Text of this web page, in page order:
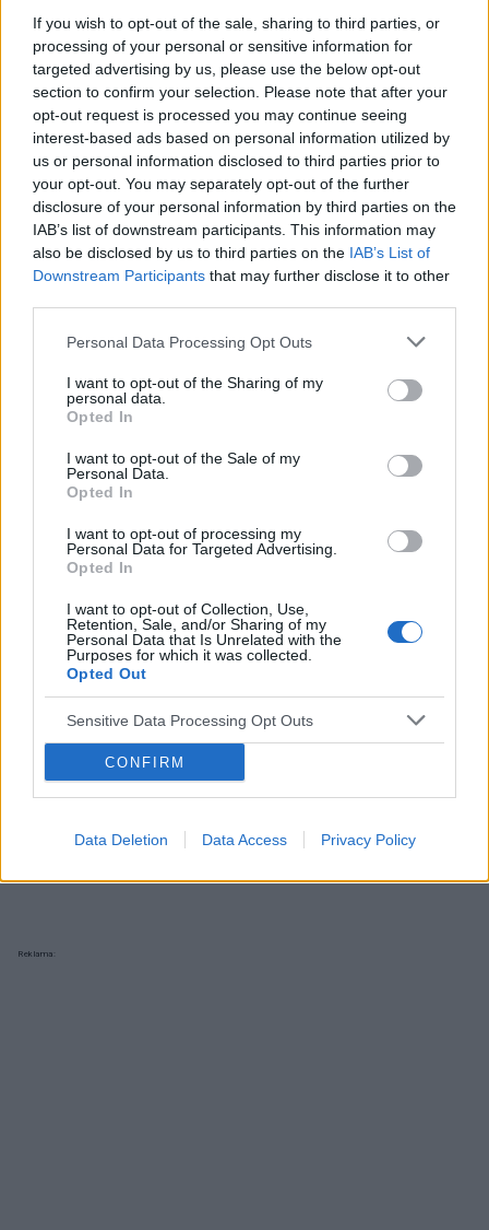
If you wish to opt-out of the sale, sharing to third parties, or
processing of your personal or sensitive information for
targeted advertising by us, please use the below opt-out
section to confirm your selection. Please note that after your
opt-out request is processed you may continue seeing
interest-based ads based on personal information utilized by
us or personal information disclosed to third parties prior to
your opt-out. You may separately opt-out of the further
disclosure of your personal information by third parties on the
IAB’s list of downstream participants. This information may
also be disclosed by us to third parties on the IAB’s List of
Downstream Participants that may further disclose it to other
Personal Data Processing Opt Outs
I want to opt-out of the Sharing of my
personal data.
Opted In
I want to opt-out of the Sale of my
Personal Data.
Opted In
I want to opt-out of processing my
Personal Data for Targeted Advertising.
Opted In
I want to opt-out of Collection, Use,
Retention, Sale, and/or Sharing of my
Personal Data that Is Unrelated with the
Purposes for which it was collected.
Opted Out
Sensitive Data Processing Opt Outs
CONFIRM
Data Deletion Data Access Privacy Policy
POLECAMY TREŚCI Z KATEGORII INNE TEMATY
‹ ›
Reklama:
Reklama: